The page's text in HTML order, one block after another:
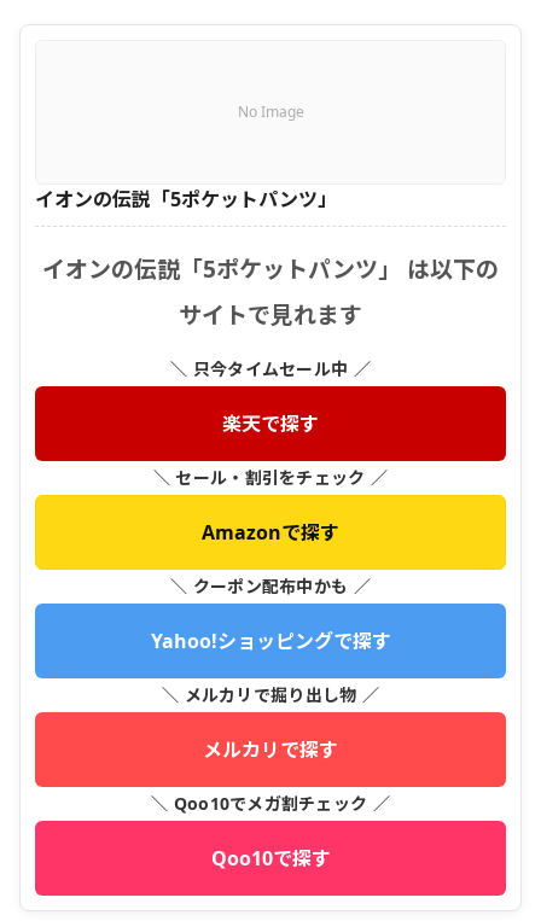
No Image
イオンの伝説「5ポケットパンツ」
イオンの伝説「5ポケットパンツ」 は以下の
サイトで見れます
＼ 只今タイムセール中 ／
楽天で探す
＼ セール・割引をチェック ／
Amazonで探す
＼ クーポン配布中かも ／
Yahoo!ショッピングで探す
＼ メルカリで掘り出し物 ／
メルカリで探す
＼ Qoo10でメガ割チェック ／
Qoo10で探す